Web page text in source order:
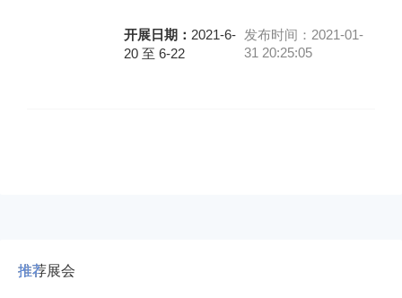
开展日期： 2021-6-
20 至 6-22
发布时间：2021-01-
31 20:25:05
推荐展会